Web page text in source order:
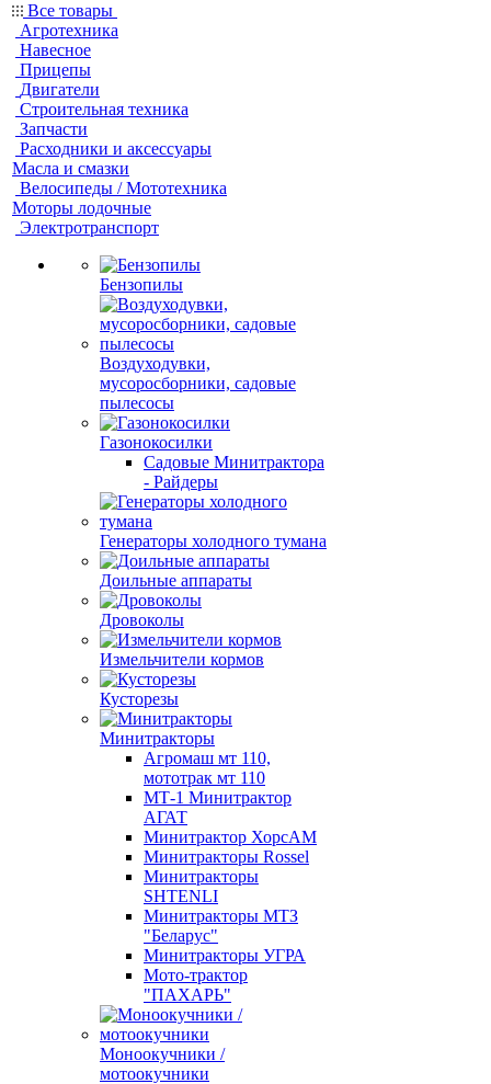
Все товары
Агротехника
Навесное
Прицепы
Двигатели
Строительная техника
Запчасти
Расходники и аксессуары
Масла и смазки
Велосипеды / Мототехника
Моторы лодочные
Электротранспорт
Бензопилы
Воздуходувки,
мусоросборники, cадовые
пылесосы
Газонокосилки
Садовые Минитрактора
- Райдеры
Генераторы холодного тумана
Доильные аппараты
Дровоколы
Измельчители кормов
Кусторезы
Минитракторы
Агромаш мт 110,
мототрак мт 110
МТ-1 Минитрактор
АГАТ
Минитрактор ХорсАМ
Минитракторы Rossel
Минитракторы
SHTENLI
Минитракторы МТЗ
"Беларус"
Минитракторы УГРА
Мото-трактор
"ПАХАРЬ"
Моноокучники /
мотоокучники